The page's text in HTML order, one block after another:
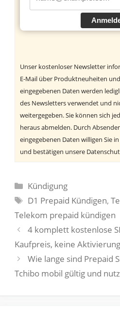
Unser kostenloser Newsletter
E-Mail über Produktneuheiten
eingegebenen Daten werden
des Newsletters verwendet und
weitergegeben. Sie können sich
heraus abmelden. Durch
eingegebenen Daten willigen Sie
und bestätigen unsere
Kategorien
Kündigung
Schlagwörter
D1 Prepaid Kündigen,
Telekom prepaid kündigen
4 komplett kostenlose
Kaufpreis, keine
Wie lange sind Prepaid
Tchibo mobil gültig und